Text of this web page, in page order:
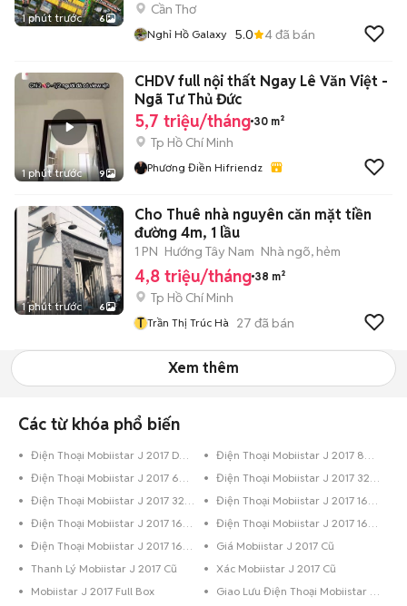
1 phút trước 6
Cần Thơ
Nghỉ Hồ Galaxy 5.0 4đã bán
1 phút trước 9
CHDV full nội thất Ngay Lê Văn Việt -
Ngã Tư Thủ Đức
5,7 triệu/tháng 30 m²
Tp Hồ Chí Minh
Phương Điền Hifriendz
1 phút trước 6
Cho Thuê nhà nguyên căn mặt tiền
đường 4m, 1 lầu
1 PN Hướng Tây Nam Nhà ngõ, hẻm
4,8 triệu/tháng 38 m²
Tp Hồ Chí Minh
T Trần Thị Trúc Hà 27 đã bán
Xem thêm
Các từ khóa phổ biến
Điện Thoại Mobiistar J 2017 Dưới 8GB Đen
Điện Thoại Mobiistar J 2017 8GB Đen Bóng
Điện Thoại Mobiistar J 2017 64GB Bạc
Điện Thoại Mobiistar J 2017 32GB Vàng Hồng
Điện Thoại Mobiistar J 2017 32GB Trắng
Điện Thoại Mobiistar J 2017 16GB Xanh Dương
Điện Thoại Mobiistar J 2017 16GB Vàng Hồng
Điện Thoại Mobiistar J 2017 16GB Hồng
Điện Thoại Mobiistar J 2017 16GB Đen
Giá Mobiistar J 2017 Cũ
Thanh Lý Mobiistar J 2017 Cũ
Xác Mobiistar J 2017 Cũ
Mobiistar J 2017 Full Box
Giao Lưu Điện Thoại Mobiistar J 2017